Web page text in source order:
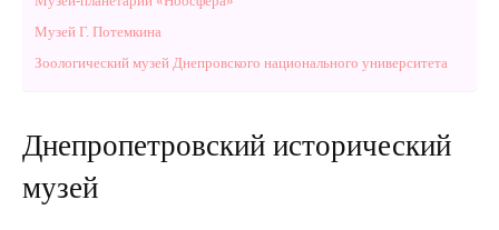
Музей Г. Потемкина
Зоологический музей Днепровского национального университета
Днепропетровский исторический
музей